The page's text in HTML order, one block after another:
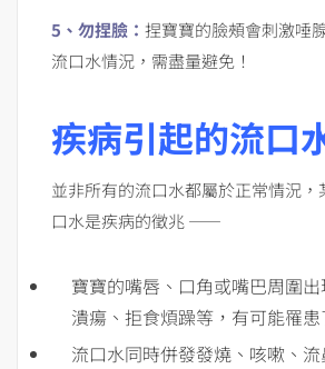
5 、勿捏臉： 捏寶寶的臉頰會刺激唾
流口水情況，需盡量避免！
疾病引起的流口
並非所有的流口水都屬於正常情況，
口水是疾病的徵兆 ——
寶寶的嘴唇、口角或嘴巴周圍
潰瘍、拒食煩躁等，有可能罹患
流口水同時併發發燒、咳嗽、